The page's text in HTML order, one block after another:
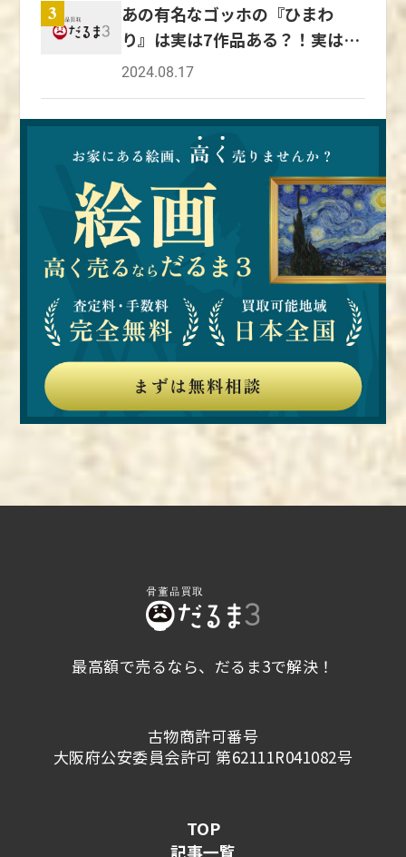
3
あの有名なゴッホの『ひまわ
り』は実は7作品ある？！実は日
本でも観賞できる世界的名作
2024.08.17
最高額で売るなら、だるま3で解決！
古物商許可番号
大阪府公安委員会許可 第62111R041082号
TOP
記事一覧